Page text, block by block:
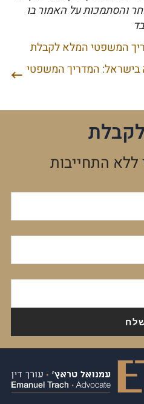
והסתמכות על האמור בו
המשפטי המלא לקבלת
בישראל: המדריך המשפטי
ללא התחייבות